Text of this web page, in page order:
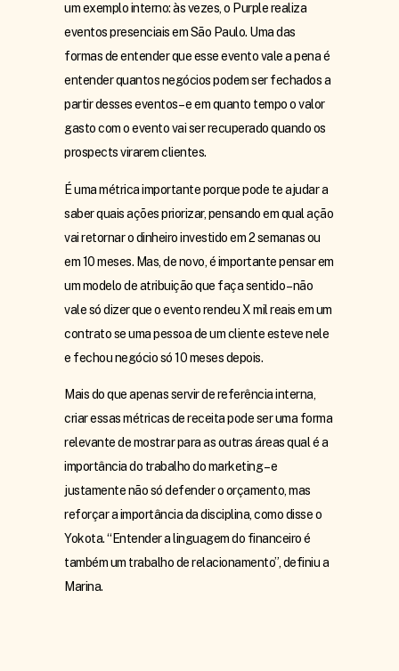
um exemplo interno: às vezes, o Purple realiza
eventos presenciais em São Paulo. Uma das
formas de entender que esse evento vale a pena é
entender quantos negócios podem ser fechados a
partir desses eventos – e em quanto tempo o valor
gasto com o evento vai ser recuperado quando os
prospects virarem clientes.
É uma métrica importante porque pode te ajudar a
saber quais ações priorizar, pensando em qual ação
vai retornar o dinheiro investido em 2 semanas ou
em 10 meses. Mas, de novo, é importante pensar em
um modelo de atribuição que faça sentido – não
vale só dizer que o evento rendeu X mil reais em um
contrato se uma pessoa de um cliente esteve nele
e fechou negócio só 10 meses depois.
Mais do que apenas servir de referência interna,
criar essas métricas de receita pode ser uma forma
relevante de mostrar para as outras áreas qual é a
importância do trabalho do marketing – e
justamente não só defender o orçamento, mas
reforçar a importância da disciplina, como disse o
Yokota. “Entender a linguagem do financeiro é
também um trabalho de relacionamento”, definiu a
Marina.